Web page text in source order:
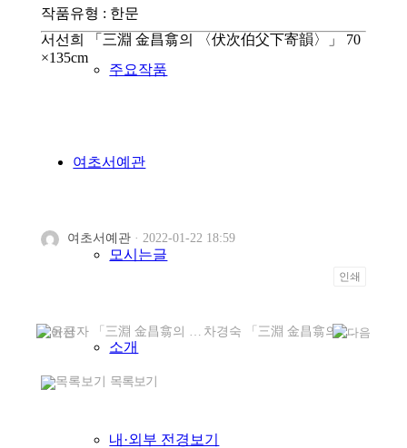
주요작품
여초서예관
모시는글
소개
내·외부 전경보기
작품유형 : 한문
서선희 「三淵 金昌翕의 〈伏次伯父下寄韻〉」 70
×135cm
여초서예관 · 2022-01-22 18:59
인쇄
차경숙 「三淵 金昌翕의 〈葛驛雜詠 52>」 70×135cm
목록보기